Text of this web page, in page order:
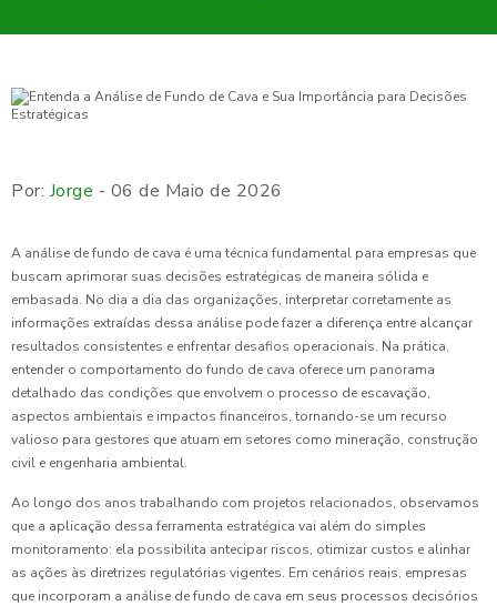
Por: Jorge - 06 de Maio de 2026
A análise de fundo de cava é uma técnica fundamental para empresas que
buscam aprimorar suas decisões estratégicas de maneira sólida e
embasada. No dia a dia das organizações, interpretar corretamente as
informações extraídas dessa análise pode fazer a diferença entre alcançar
resultados consistentes e enfrentar desafios operacionais. Na prática,
entender o comportamento do fundo de cava oferece um panorama
detalhado das condições que envolvem o processo de escavação,
aspectos ambientais e impactos financeiros, tornando-se um recurso
valioso para gestores que atuam em setores como mineração, construção
civil e engenharia ambiental.
Ao longo dos anos trabalhando com projetos relacionados, observamos
que a aplicação dessa ferramenta estratégica vai além do simples
monitoramento: ela possibilita antecipar riscos, otimizar custos e alinhar
as ações às diretrizes regulatórias vigentes. Em cenários reais, empresas
que incorporam a análise de fundo de cava em seus processos decisórios